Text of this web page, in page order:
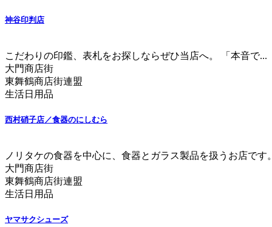
神谷印判店
こだわりの印鑑、表札をお探しならぜひ当店へ。 「本音で...
大門商店街
東舞鶴商店街連盟
生活日用品
西村硝子店／食器のにしむら
ノリタケの食器を中心に、食器とガラス製品を扱うお店です
大門商店街
東舞鶴商店街連盟
生活日用品
ヤマサクシューズ